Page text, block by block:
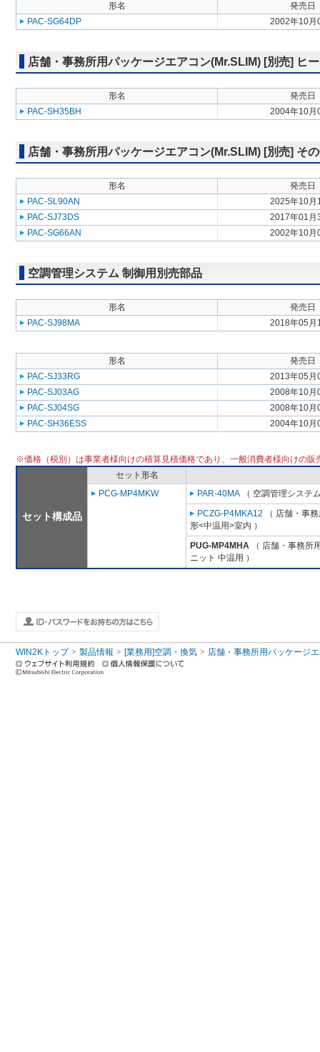
形名
発売日
PAC-SG64DP
2002年10月
店舗・事務所用パッケージエアコン(Mr.SLIM) [別売] ヒ
形名
発売日
PAC-SH35BH
2004年10月
店舗・事務所用パッケージエアコン(Mr.SLIM) [別売] そ
形名
発売日
PAC-SL90AN
2025年10月
PAC-SJ73DS
2017年01月
PAC-SG66AN
2002年10月
空調管理システム 制御用別売部品
形名
発売日
PAC-SJ98MA
2018年05月
形名
発売日
PAC-SJ33RG
2013年05月
PAC-SJ03AG
2008年10月
PAC-SJ04SG
2008年10月
PAC-SH36ESS
2004年10月
※価格（税別）は事業者様向けの積算見積価格であり、一般消費者様向けの販
セット構成品
セット形名
PCG-MP4MKW
PAR-40MA （ 空調管理システ
PCZG-P4MKA12 （ 店舗・事
形<中温用>室内 ）
PUG-MP4MHA （ 店舗・事務所
ニット 中温用 ）
WIN2Kトップ 製品情報 [業務用]空調・換気 店舗・事務所用パッケージ